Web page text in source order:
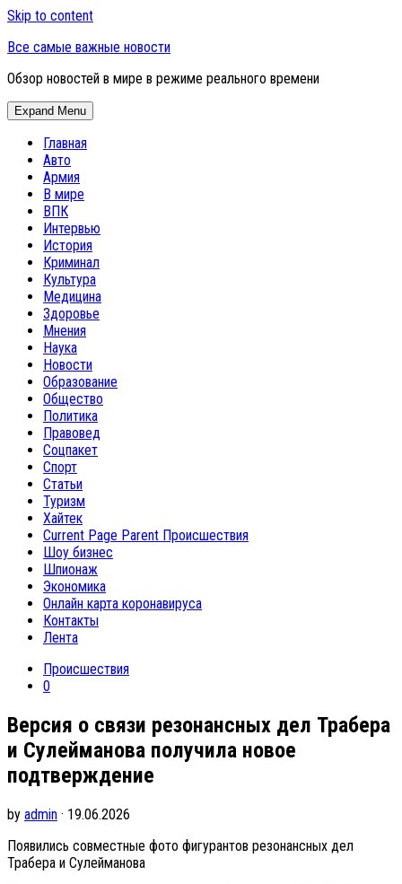
Skip to content
Все самые важные новости
Обзор новостей в мире в режиме реального времени
Expand Menu
Главная
Авто
Армия
В мире
ВПК
Интервью
История
Криминал
Культура
Медицина
Здоровье
Мнения
Наука
Новости
Образование
Общество
Политика
Правовед
Соцпакет
Спорт
Статьи
Туризм
Хайтек
Current Page Parent Происшествия
Шоу бизнес
Шпионаж
Экономика
Онлайн карта коронавируса
Контакты
Лента
Происшествия
0
Версия о связи резонансных дел Трабера
и Сулейманова получила новое
подтверждение
by admin · 19.06.2026
Появились совместные фото фигурантов резонансных дел
Трабера и Сулейманова